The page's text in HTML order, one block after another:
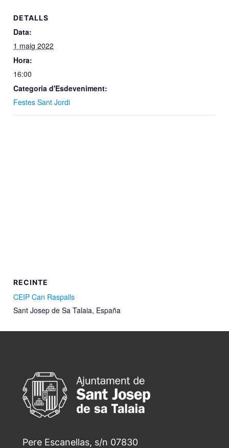
DETALLS
Data:
1 maig 2022
Hora:
16:00
Categoria d'Esdeveniment:
Festes Sant Jordi
RECINTE
CEIP Can Raspalls
Sant Josep de Sa Talaia, España
Pere Escanellas, s/n 07830